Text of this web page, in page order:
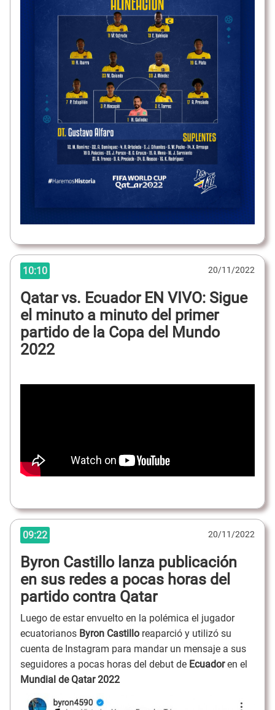
10:10 20/11/2022
Qatar vs. Ecuador EN VIVO: Sigue
el minuto a minuto del primer
partido de la Copa del Mundo
2022
09:22 20/11/2022
Byron Castillo lanza publicación
en sus redes a pocas horas del
partido contra Qatar
Luego de estar envuelto en la polémica el jugador
ecuatorianos Byron Castillo reaparció y utilizó su
cuenta de Instagram para mandar un mensaje a sus
seguidores a pocas horas del debut de Ecuadoren el
Mundial de Qatar 2022